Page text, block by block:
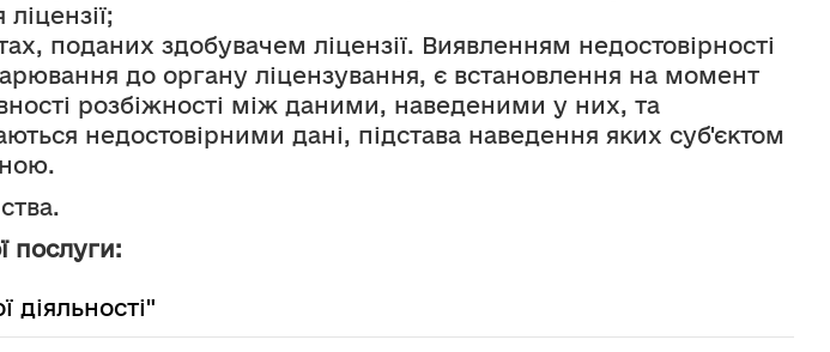
поданих здобувачем ліцензії. Виявленням недостовірності
до органу ліцензування, є встановлення на момент
розбіжності між даними, наведеними у них, та
недостовірними дані, підстава наведення яких суб'єктом
послуги:
діяльності"